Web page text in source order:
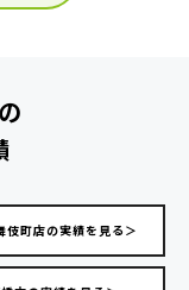
伎町店の実績を見る＞